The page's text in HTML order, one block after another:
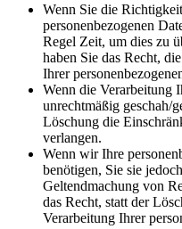
Wenn Sie die
personenbezogenen
Regel Zeit, um dies zu
haben Sie das Recht,
Ihrer
Wenn die Verarbeitung
unrechtmäßig geschah/
Löschung die
verlangen.
Wenn wir Ihre
benötigen, Sie sie
Geltendmachung von
das Recht, statt der
Verarbeitung Ihrer